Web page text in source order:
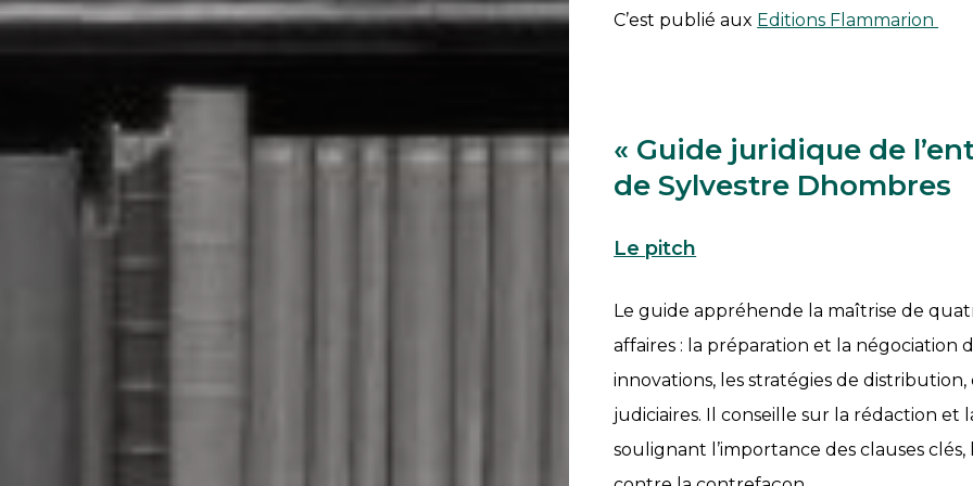
Accueil
À
Catégories
Thèmes
Anciens
numéros
C’est publié aux Editions Flammarion
« Guide juridique de
de Sylvestre Dhombres
Le pitch
Le guide appréhende la maîtrise de
affaires : la préparation et la négociation
innovations, les stratégies de
judiciaires. Il conseille sur la rédaction et
soulignant l’importance des clauses